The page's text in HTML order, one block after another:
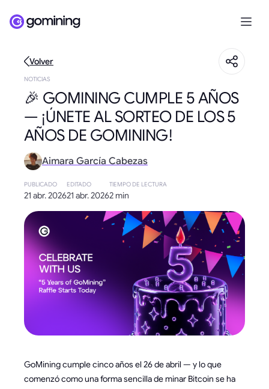
Volver
NOTICIAS
🎉 GOMINING CUMPLE 5 AÑOS
— ¡ÚNETE AL SORTEO DE LOS 5
AÑOS DE GOMINING!
Aimara García Cabezas
PUBLICADO
21 abr. 2026
EDITADO
21 abr. 2026
TIEMPO DE LECTURA
2 min
GoMining cumple cinco años el 26 de abril — y lo que
comenzó como una forma sencilla de minar Bitcoin se ha